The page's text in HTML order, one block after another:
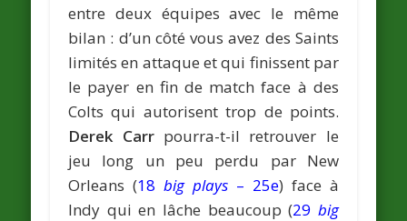
entre deux équipes avec le même
bilan : d’un côté vous avez des Saints
limités en attaque et qui finissent par
le payer en fin de match face à des
Colts qui autorisent trop de points.
Derek Carrpourra-t-il retrouver le
jeu long un peu perdu par New
Orleans (18big plays – 25e) face à
Indy qui en lâche beaucoup (29 big